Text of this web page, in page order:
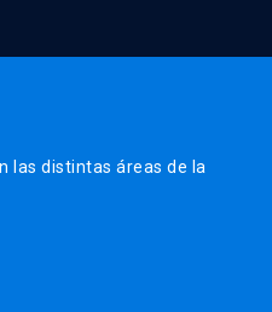
las distintas áreas de la